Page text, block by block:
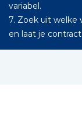
variabel.
7. Zoek uit welke
en laat je